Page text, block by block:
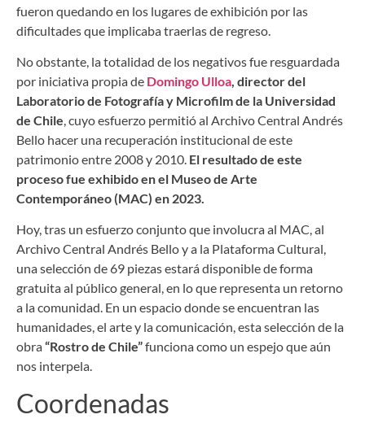
fueron quedando en los lugares de exhibición por las
dificultades que implicaba traerlas de regreso.
No obstante, la totalidad de los negativos fue resguardada
por iniciativa propia de Domingo Ulloa, director del
Laboratorio de Fotografía y Microfilm de la Universidad
de Chile, cuyo esfuerzo permitió al Archivo Central Andrés
Bello hacer una recuperación institucional de este
patrimonio entre 2008 y 2010. El resultado de este
proceso fue exhibido en el Museo de Arte
Contemporáneo (MAC) en 2023.
Hoy, tras un esfuerzo conjunto que involucra al MAC, al
Archivo Central Andrés Bello y a la Plataforma Cultural,
una selección de 69 piezas estará disponible de forma
gratuita al público general, en lo que representa un retorno
a la comunidad. En un espacio donde se encuentran las
humanidades, el arte y la comunicación, esta selección de la
obra“Rostro de Chile”funciona como un espejo que aún
nos interpela.
Coordenadas